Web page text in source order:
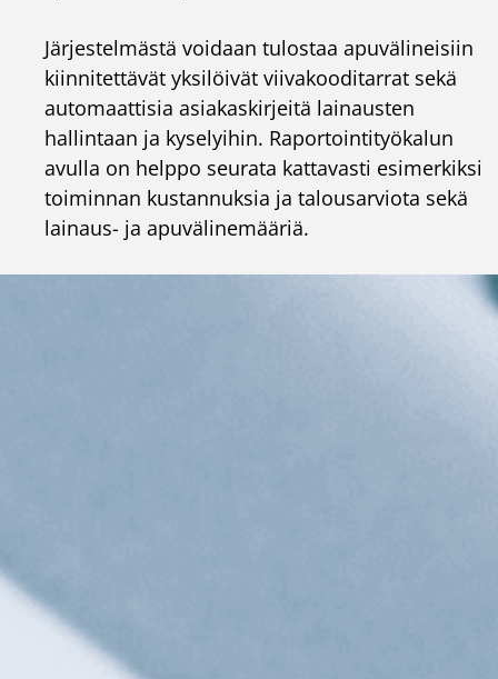
Järjestelmästä voidaan tulostaa apuvälineisiin
kiinnitettävät yksilöivät viivakooditarrat sekä
automaattisia asiakaskirjeitä lainausten
hallintaan ja kyselyihin. Raportointityökalun
avulla on helppo seurata kattavasti esimerkiksi
toiminnan kustannuksia ja talousarviota sekä
lainaus- ja apuvälinemääriä.